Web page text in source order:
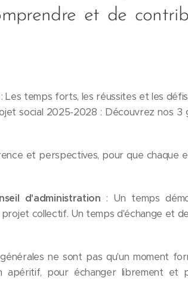
et de
: Les temps forts, les réussites et les
social 2025-2028 : Découvrez nos 3
et perspectives, pour que chaque
d'administration : Un temps
collectif. Un temps d'échange et
ne sont pas qu'un moment
apéritif, pour échanger librement et